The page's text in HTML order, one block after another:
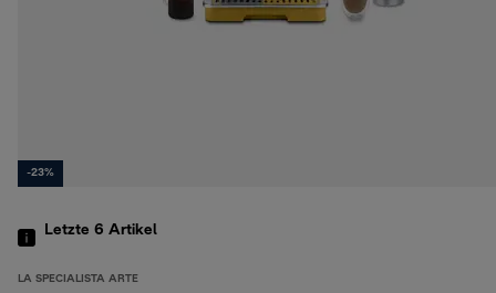
-23%
Letzte 6 Artikel
LA SPECIALISTA ARTE